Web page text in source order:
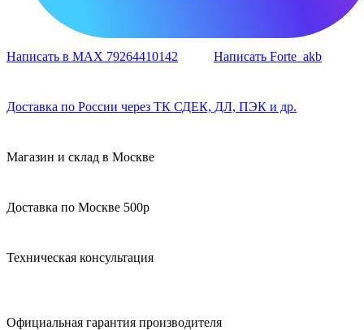
Написать в MAX 79264410142 Написать Forte_akb
Доставка по России через ТК СДЕК, ДЛ, ПЭК и др.
Магазин и склад в Москве
Доставка по Москве 500р
Техническая консультация
Официальная гарантия производителя